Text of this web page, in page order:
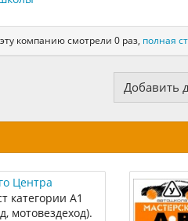
компанию смотрели 0 раз, полная
Добавить
Центра
категории А1
мотовездеход).